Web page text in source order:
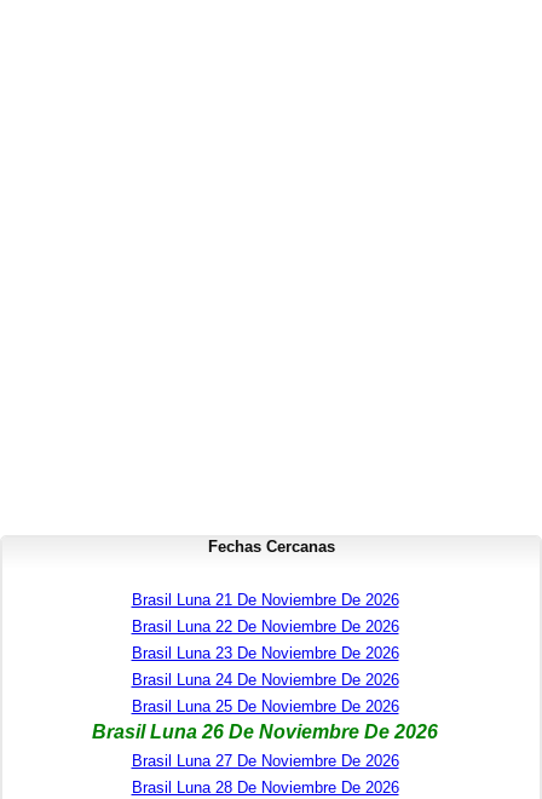
Fechas Cercanas
Brasil Luna 21 De Noviembre De 2026
Brasil Luna 22 De Noviembre De 2026
Brasil Luna 23 De Noviembre De 2026
Brasil Luna 24 De Noviembre De 2026
Brasil Luna 25 De Noviembre De 2026
Brasil Luna 26 De Noviembre De 2026
Brasil Luna 27 De Noviembre De 2026
Brasil Luna 28 De Noviembre De 2026